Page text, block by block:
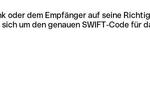
oder dem Empfänger auf seine
um den genauen SWIFT-Code für